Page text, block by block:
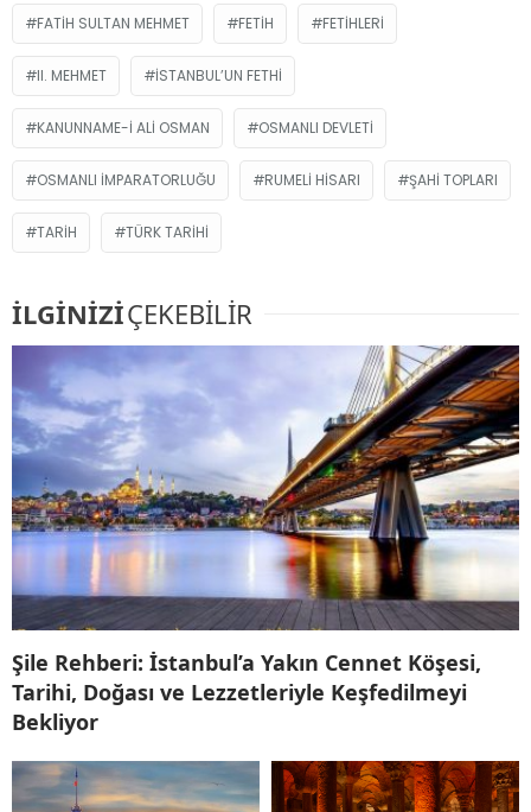
FATIH SULTAN MEHMET FETIH FETIHLERI
II. MEHMET İSTANBUL’UN FETHI
KANUNNAME-I ALI OSMAN OSMANLI DEVLETI
OSMANLI İMPARATORLUĞU RUMELI HISARI ŞAHI TOPLARI
TARIH TÜRK TARIHI
İLGİNİZİÇEKEBİLİR
Şile Rehberi: İstanbul’a Yakın Cennet Köşesi,
Tarihi, Doğası ve Lezzetleriyle Keşfedilmeyi
Bekliyor